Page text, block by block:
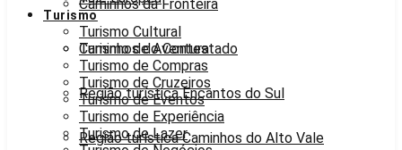
Caminhos da Fronteira
Caminhos do Contestado
Região turística Encantos do Sul
Região turística Caminhos do Alto Vale
Turismo
Turismo Cultural
Turismo de Aventura
Turismo de Compras
Turismo de Cruzeiros
Turismo de Eventos
Turismo de Experiência
Turismo de Lazer